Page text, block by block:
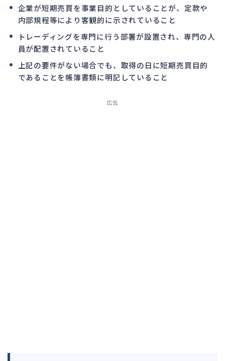
企業が短期売買を事業目的としていることが、定款や
内部規程等により客観的に示されていること
トレーディングを専門に行う部署が設置され、専門の人
員が配置されていること
上記の要件がない場合でも、取得の日に短期売買目的
であることを帳簿書類に明記していること
広告